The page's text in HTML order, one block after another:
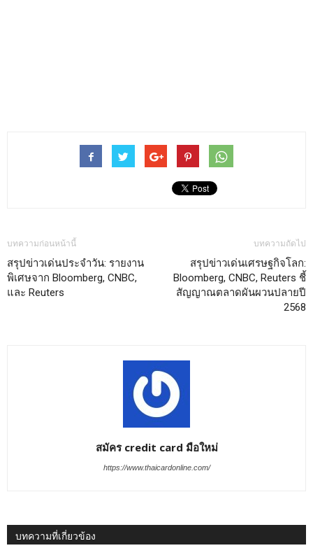
บทความก่อนหน้านี้
สรุปข่าวเด่นประจำวัน: รายงาน
พิเศษจาก Bloomberg, CNBC,
และ Reuters
บทความถัดไป
สรุปข่าวเด่นเศรษฐกิจโลก:
Bloomberg, CNBC, Reuters ชี้
สัญญาณตลาดผันผวนปลายปี
2568
สมัคร credit card มือใหม่
https://www.thaicardonline.com/
บทความที่เกี่ยวข้อง